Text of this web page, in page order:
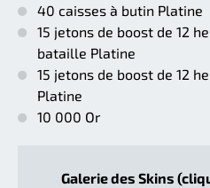
40 caisses à butin Platine
15 jetons de boost de 12
bataille Platine
15 jetons de boost de 12
Platine
10 000 Or
Galerie des Skins